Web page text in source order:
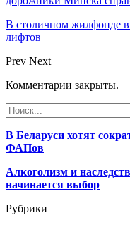
В столичном жилфонде в
лифтов
Prev Next
Комментарии закрыты.
В Беларуси хотят
ФАПов
Алкоголизм и
начинается выбор
Рубрики